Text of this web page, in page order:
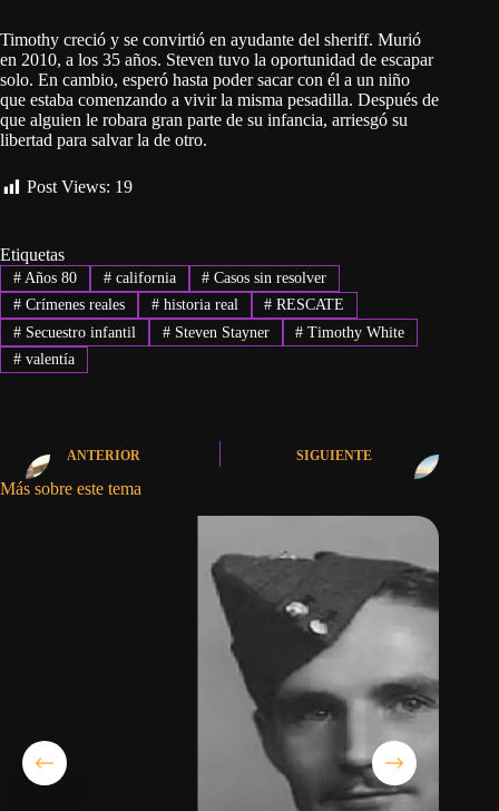
Timothy creció y se convirtió en ayudante del sheriff. Murió
en 2010, a los 35 años. Steven tuvo la oportunidad de escapar
solo. En cambio, esperó hasta poder sacar con él a un niño
que estaba comenzando a vivir la misma pesadilla. Después de
que alguien le robara gran parte de su infancia, arriesgó su
libertad para salvar la de otro.
Post Views: 19
Etiquetas
#Años 80 #california # Casos sin resolver
#Crímenes reales #historia real # RESCATE
#Secuestro infantil #Steven Stayner # Timothy White
#valentía
ANTERIOR SIGUIENTE
Más sobre este tema